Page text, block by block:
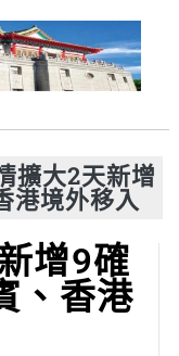
擴大2天新增
港境外移入
增9確
、香港